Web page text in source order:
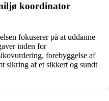
koordinator
fokuserer på at uddanne
inden for
forebyggelse af
sikring af et sikkert og sundt